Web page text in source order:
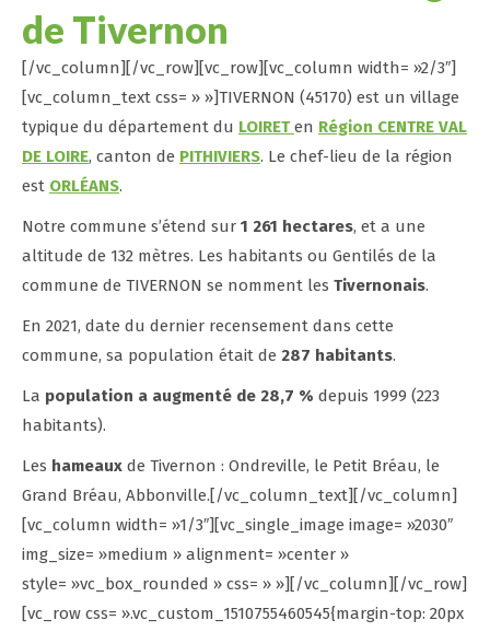
de Tivernon
[/vc_column][/vc_row][vc_row][vc_column width= »2/3″]
[vc_column_text css= » »]TIVERNON (45170) est un village
typique du département du LOIRET en Région CENTRE VAL
DE LOIRE, canton de PITHIVIERS. Le chef-lieu de la région
est ORLÉANS.
Notre commune s’étend sur 1 261 hectares, et a une
altitude de 132 mètres. Les habitants ou Gentilés de la
commune de TIVERNON se nomment les Tivernonais.
En 2021, date du dernier recensement dans cette
commune, sa population était de 287 habitants.
La population a augmenté de 28,7 % depuis 1999 (223
habitants).
Les hameaux de Tivernon : Ondreville, le Petit Bréau, le
Grand Bréau, Abbonville.[/vc_column_text][/vc_column]
[vc_column width= »1/3″][vc_single_image image= »2030″
img_size= »medium » alignment= »center »
style= »vc_box_rounded » css= » »][/vc_column][/vc_row]
[vc_row css= ».vc_custom_1510755460545{margin-top: 20px